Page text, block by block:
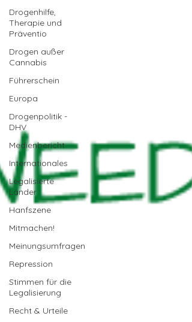
Drogenhilfe,
Therapie und
Präventio
Drogen außer
Cannabis
Führerschein
Europa
Drogenpolitik -
DHV
Medienbericht
Internationales
Legalisierte
Länder
Hanfszene
Mitmachen!
Meinungsumfragen
Repression
Stimmen für die
Legalisierung
Recht & Urteile